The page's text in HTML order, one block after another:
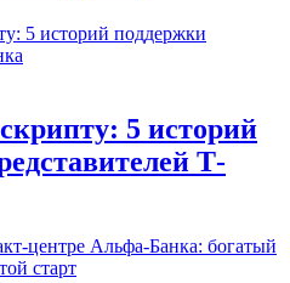
5 историй
Т-